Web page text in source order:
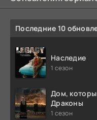
Последние 10
Наследие
1 сезон
Дом,
Драконы
1 сезон